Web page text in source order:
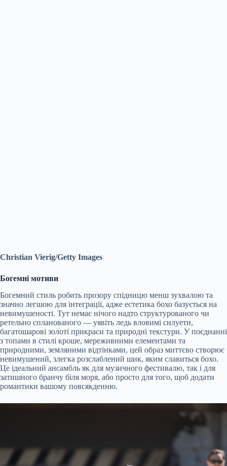
Christian Vierig/Getty Images
Богемні мотиви
Богемний стиль робить прозору спідницю менш зухвалою та
значно легшою для інтеграції, адже естетика бохо базується на
невимушеності. Тут немає нічого надто структурованого чи
ретельно спланованого — уявіть ледь вловимі силуети,
багатошарові золоті прикраси та природні текстури. У поєднанні
з топами в стилі кроше, мереживними елементами та
природними, земляними відтінками, цей образ миттєво створює
невимушений, злегка розслаблений шик, яким славиться бохо.
Це ідеальний ансамбль як для музичного фестивалю, так і для
затишного бранчу біля моря, або просто для того, щоб додати
романтики вашому повсякденню.